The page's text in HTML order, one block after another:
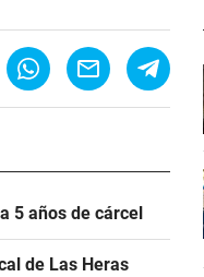
5 años de cárcel
de Las Heras